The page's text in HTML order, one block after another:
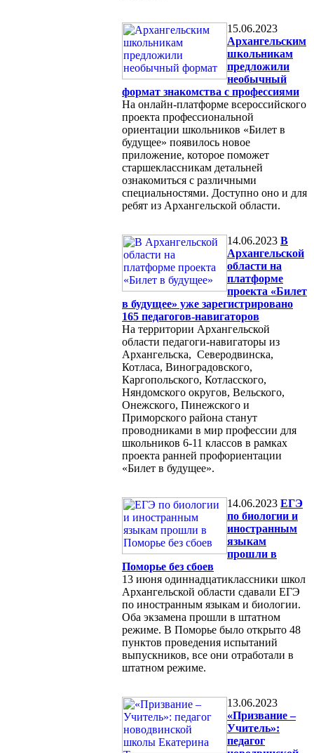
15.06.2023
Архангельским
школьникам
предложили
необычный
формат знакомства с профессиями
На онлайн-платформе всероссийского
проекта профессиональной
ориентации школьников «Билет в
будущее» появилось новое
приложение, которое поможет
старшеклассникам детальней
ознакомиться с различными
специальностями. Доступно оно и для
ребят из Архангельской области.
14.06.2023 В
Архангельской
области на
платформе
проекта «Билет
в будущее» уже зарегистрировано
165 педагогов-навигаторов
На территории Архангельской
области педагоги-навигаторы из
Архангельска, Северодвинска,
Котласа, Виноградовского,
Каргопольского, Котласского,
Няндомского округов, Вельского,
Онежского, Пинежского и
Приморского района станут
проводниками в мир профессии для
школьников 6-11 классов в рамках
проекта ранней профориентации
«Билет в будущее».
14.06.2023 ЕГЭ
по биологии и
иностранным
языкам
прошли в
Поморье без сбоев
13 июня одиннадцатиклассники школ
Архангельской области сдавали ЕГЭ
по иностранным языкам и биологии.
Оба экзамена прошли в штатном
режиме. В Поморье было открыто 48
пунктов проведения испытаний
выпускников, все они отработали в
штатном режиме.
13.06.2023
«Призвание –
Учитель»:
педагог